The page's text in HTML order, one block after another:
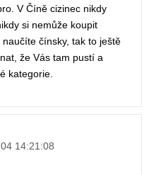
V Číně cizinec nikdy
si nemůže koupit
čínsky, tak to ještě
že Vás tam pustí a
kategorie.
14:21:08